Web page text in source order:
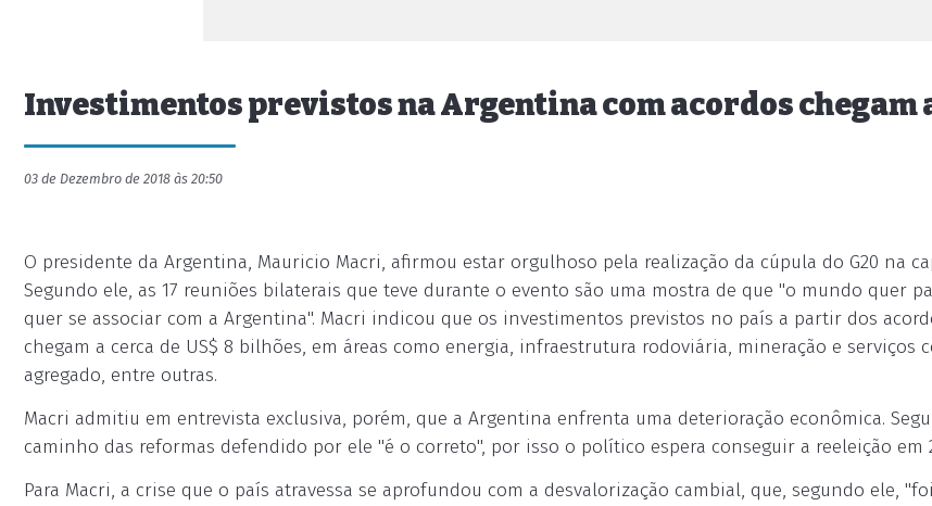
Investimentos previstos na Argentina com acordos chegam
03 de Dezembro de 2018 às 20:50
O presidente da Argentina, Mauricio Macri, afirmou estar orgulhoso pela realização da cúpula do G20 na
Segundo ele, as 17 reuniões bilaterais que teve durante o evento são uma mostra de que "o mundo quer
quer se associar com a Argentina". Macri indicou que os investimentos previstos no país a partir dos
chegam a cerca de US$ 8 bilhões, em áreas como energia, infraestrutura rodoviária, mineração e serviços
agregado, entre outras.
Macri admitiu em entrevista exclusiva, porém, que a Argentina enfrenta uma deterioração econômica.
caminho das reformas defendido por ele "é o correto", por isso o político espera conseguir a reeleição em
Para Macri, a crise que o país atravessa se aprofundou com a desvalorização cambial, que, segundo ele,